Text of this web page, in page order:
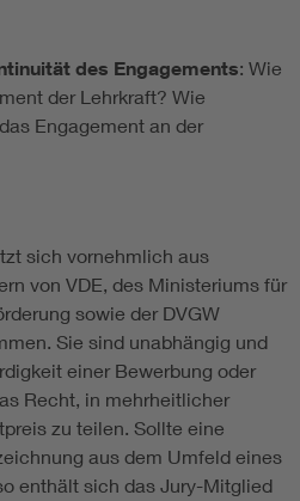
des Engagements: Wie
der Lehrkraft? Wie
Engagement an der
sich vornehmlich aus
von VDE, des Ministeriums für
sowie der DVGW
Sie sind unabhängig und
einer Bewerbung oder
Recht, in mehrheitlicher
zu teilen. Sollte eine
aus dem Umfeld eines
enthält sich das Jury-Mitglied